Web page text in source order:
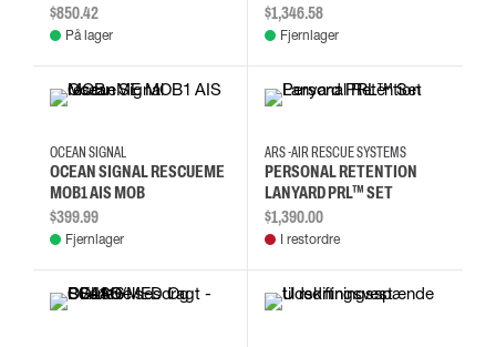
$850.42
På lager
$1,346.58
Fjernlager
OCEAN SIGNAL
OCEAN SIGNAL RESCUEME
MOB1 AIS MOB
$399.99
Fjernlager
ARS -AIR RESCUE SYSTEMS
PERSONAL RETENTION
LANYARD PRL™ SET
$1,390.00
I restordre